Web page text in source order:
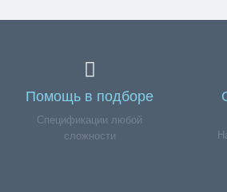
Помощь в подборе
Спецификации любой
сложности